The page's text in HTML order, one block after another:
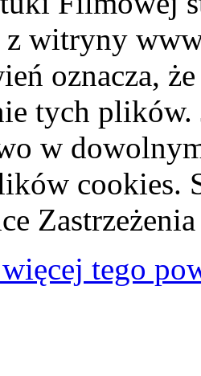
witryny
oznacza,
tych plików.
w
cookies.
tego